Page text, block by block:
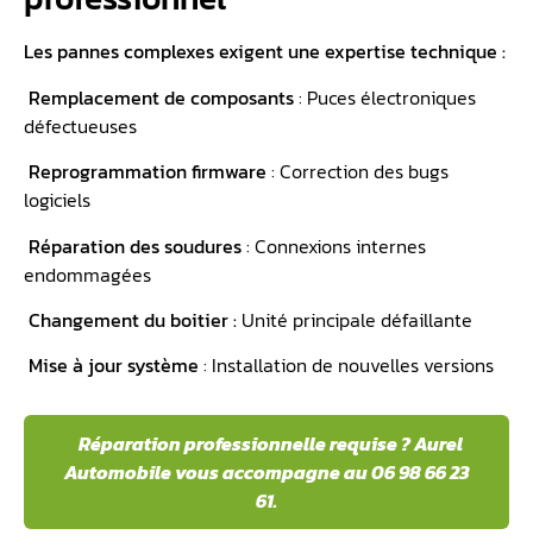
Les pannes complexes exigent une expertise technique :
️ Remplacement de composants: Puces électroniques
défectueuses
️ Reprogrammation firmware : Correction des bugs
logiciels
️ Réparation des soudures: Connexions internes
endommagées
️ Changement du boitier : Unité principale défaillante
Mise à jour système : Installation de nouvelles versions
️ Réparation professionnelle requise ? Aurel
Automobile vous accompagne au 06 98 66 23
61.